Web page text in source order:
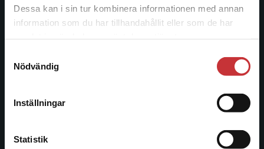
Dessa kan i sin tur kombinera informationen med annan
information som du har tillhandahållit eller som de har
Nödvändig
Inställningar
Statistik
Det verkar som att du besöker
studentlitteratur.se via en enhet utanför Sverige.
Vi erbjuder inte leveranser utanför Sverige. För
att kunna slutföra ett köp måste
Studentlitteratur grundades 1963 och är idag Sveriges
ledande utbildningsförlag. Med läromedel, kurslitteratur,
facklitteratur, utbildningar och digitala
informationstjänster i utbudet, finns Studentlitteratur med
längs hela kunskapsresan.
Kontakta oss